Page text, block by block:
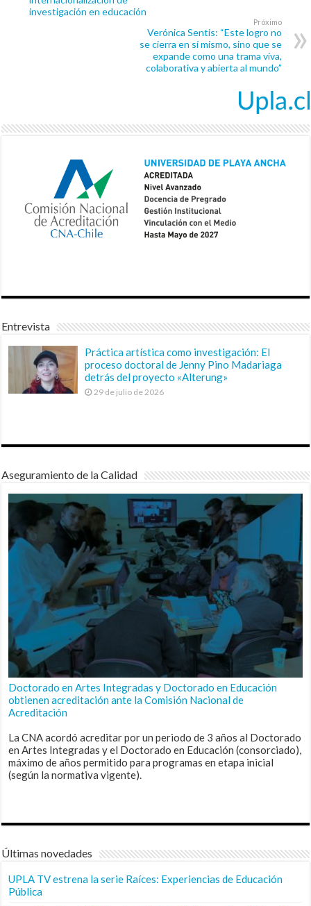
investigación en educación
Próximo
Verónica Sentis: “Este logro no
se cierra en sí mismo, sino que se
expande como una trama viva,
colaborativa y abierta al mundo”
Entrevista
Práctica artística como investigación: El
proceso doctoral de Jenny Pino Madariaga
detrás del proyecto «Alterung»
29 de julio de 2026
Aseguramiento de la Calidad
Doctorado en Artes Integradas y Doctorado en Educación
obtienen acreditación ante la Comisión Nacional de
Acreditación
La CNA acordó acreditar por un periodo de 3 años al Doctorado
en Artes Integradas y el Doctorado en Educación (consorciado),
máximo de años permitido para programas en etapa inicial
(según la normativa vigente).
Últimas novedades
UPLA TV estrena la serie Raíces: Experiencias de Educación
Pública